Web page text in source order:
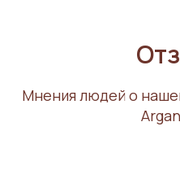
Мнения людей о